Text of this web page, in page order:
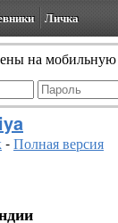
Личка
на
-Полная версия